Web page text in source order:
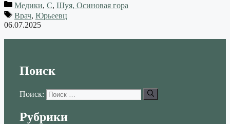
SkypeМедики, С, Шуя, Осиновая гора
Врач, Юрьеевц
06.07.2025
Поиск
Поиск:
Рубрики